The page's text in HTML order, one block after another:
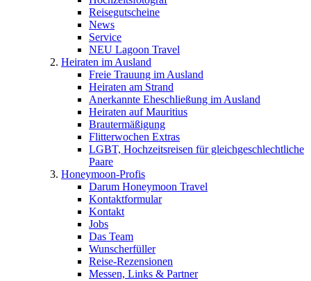
Reisegutscheine
News
Service
NEU Lagoon Travel
Heiraten im Ausland
Freie Trauung im Ausland
Heiraten am Strand
Anerkannte Eheschließung im Ausland
Heiraten auf Mauritius
Brautermäßigung
Flitterwochen Extras
LGBT, Hochzeitsreisen für gleichgeschlechtliche
Paare
Honeymoon-Profis
Darum Honeymoon Travel
Kontaktformular
Kontakt
Jobs
Das Team
Wunscherfüller
Reise-Rezensionen
Messen, Links & Partner